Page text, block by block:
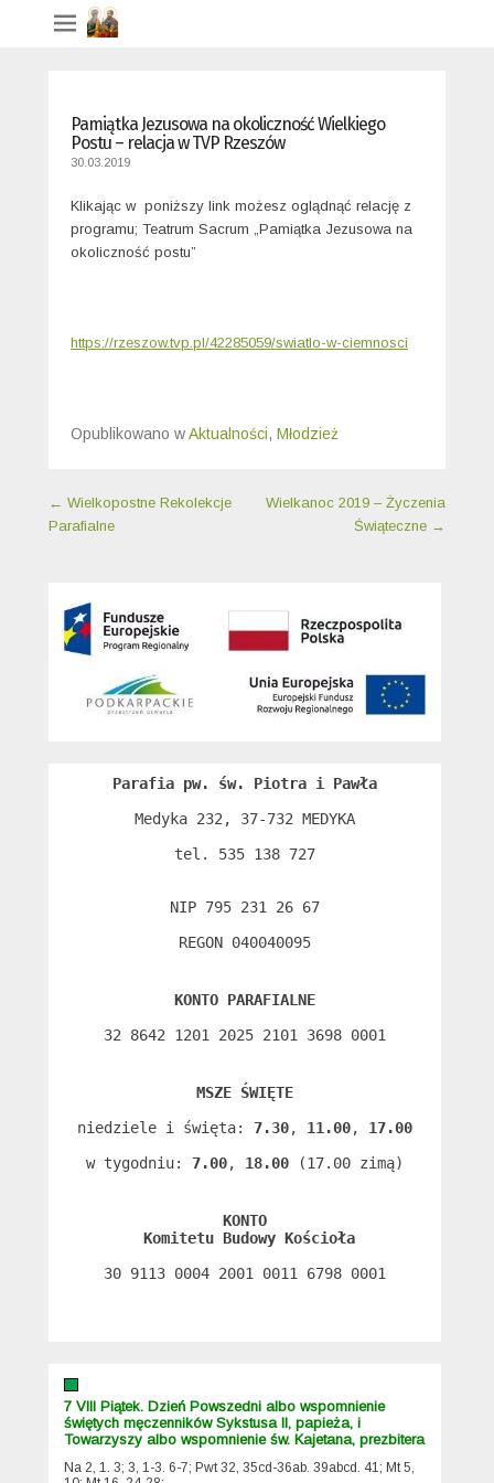
Pamiątka Jezusowa na okoliczność Wielkiego
Postu – relacja w TVP Rzeszów
30.03.2019
Klikając w poniższy link możesz oglądnąć relację z
programu; Teatrum Sacrum „Pamiątka Jezusowa na
okoliczność postu”
https://rzeszow.tvp.pl/42285059/swiatlo-w-ciemnosci
Opublikowano wAktualności, Młodzież
Nawigacja wpisu
← Wielkopostne Rekolekcje
Parafialne
Wielkanoc 2019 – Życzenia
Świąteczne →
Parafia pw. św. Piotra i Pawła
Medyka 232, 37-732 MEDYKA
tel. 535 138 727
NIP 795 231 26 67
REGON 040040095
KONTO PARAFIALNE
32 8642 1201 2025 2101 3698 0001
MSZE ŚWIĘTE
niedziele i święta: 7.30, 11.00, 17.00
w tygodniu: 7.00, 18.00 (17.00 zimą)
KONTO
Komitetu Budowy Kościoła
30 9113 0004 2001 0011 6798 0001
7 VIII Piątek. Dzień Powszedni albo wspomnienie
świętych męczenników Sykstusa II, papieża, i
Towarzyszy albo wspomnienie św. Kajetana, prezbitera
Na 2, 1. 3; 3, 1-3. 6-7; Pwt 32, 35cd-36ab. 39abcd. 41; Mt 5,